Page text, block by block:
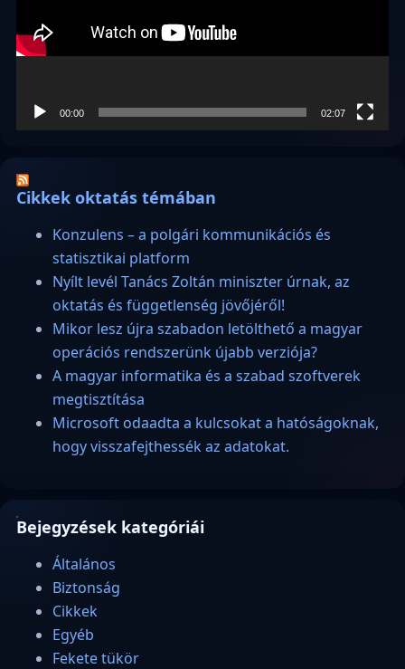
00:00 02:07
Cikkek oktatás témában
Konzulens – a polgári kommunikációs és
statisztikai platform
Nyílt levél Tanács Zoltán miniszter úrnak, az
oktatás és függetlenség jövőjéről!
Mikor lesz újra szabadon letölthető a magyar
operációs rendszerünk újabb verziója?
A magyar informatika és a szabad szoftverek
megtisztítása
Microsoft odaadta a kulcsokat a hatóságoknak,
hogy visszafejthessék az adatokat.
Bejegyzések kategóriái
Általános
Biztonság
Cikkek
Egyéb
Fekete tükör